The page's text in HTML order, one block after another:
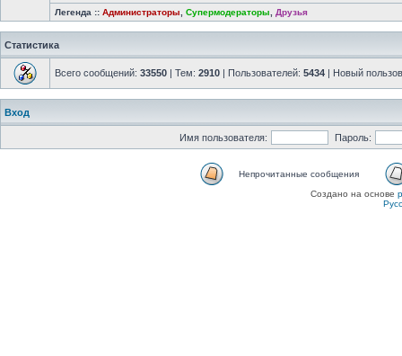
Легенда :: Администраторы Супермодераторы Друзья
Статистика
Всего сообщений: 33550 | Тем: 2910 | Пользователей: 5434 | Новый
Вход
Имя пользователя: Пароль:
Непрочитанные сообщения
Создано на основе